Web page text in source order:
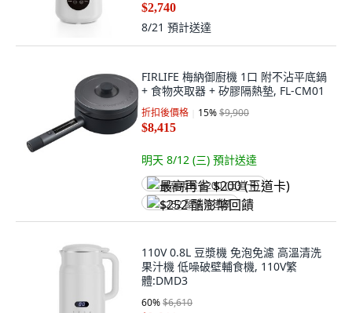
$2,740
8/21 預計送達
FIRLIFE 梅納御廚機 1口 附不沾平底鍋
+ 食物夾取器 + 矽膠隔熱墊, FL-CM01
折扣後價格 15%$9,900
$8,415
明天 8/12 (三) 預計送達
最高再省 $200 (王道卡)
$252 酷澎幣回饋
110V 0.8L 豆漿機 免泡免濾 高溫清洗
果汁機 低噪破壁輔食機, 110V繁
體:DMD3
60%$6,610